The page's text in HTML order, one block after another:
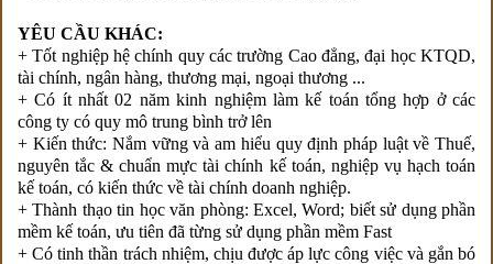
YÊU CẦU KHÁC:
+ Tốt nghiệp hệ chính quy các trường Cao đẳng, đại học KTQD,
tài chính, ngân hàng, thương mại, ngoại thương ...
+ Có ít nhất 02 năm kinh nghiệm làm kế toán tổng hợp ở các
công ty có quy mô trung bình trở lên
+ Kiến thức: Nắm vững và am hiểu quy định pháp luật về Thuế,
nguyên tắc & chuẩn mực tài chính kế toán, nghiệp vụ hạch toán
kế toán, có kiến thức về tài chính doanh nghiệp.
+ Thành thạo tin học văn phòng: Excel, Word; biết sử dụng phần
mềm kế toán, ưu tiên đã từng sử dụng phần mềm Fast
+ Có tinh thần trách nhiệm, chịu được áp lực công việc và gắn bó